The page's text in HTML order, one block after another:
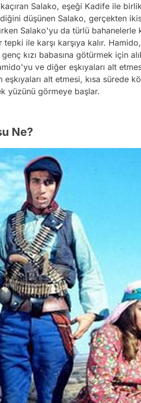
kaçıran Salako, eşeği Kadife ile
düşünen Salako, gerçekten
Salako'yu da türlü bahanelerle
tepki ile karşı karşıya kalır.
kızı babasına götürmek için
ve diğer eşkıyaları alt
alt etmesi, kısa sürede
yüzünü görmeye başlar.
Ne?